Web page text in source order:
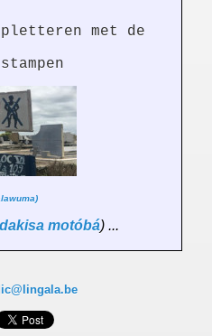
met de
motóbá) ...